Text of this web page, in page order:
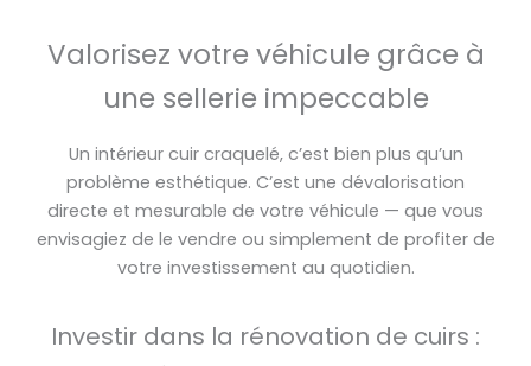
Valorisez votre véhicule grâce à
une sellerie impeccable
Un intérieur cuir craquelé, c’est bien plus qu’un
problème esthétique. C’est une dévalorisation
directe et mesurable de votre véhicule — que vous
envisagiez de le vendre ou simplement de profiter de
votre investissement au quotidien.
Investir dans la rénovation de cuirs :